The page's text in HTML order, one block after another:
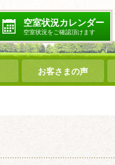
空室状況カレンダー
空室状況をご確認頂けます
お客さまの声